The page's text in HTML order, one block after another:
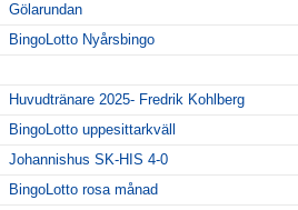
Gölarundan
BingoLotto Nyårsbingo
Huvudtränare 2025- Fredrik Kohlberg
BingoLotto uppesittarkväll
Johannishus SK-HIS 4-0
BingoLotto rosa månad